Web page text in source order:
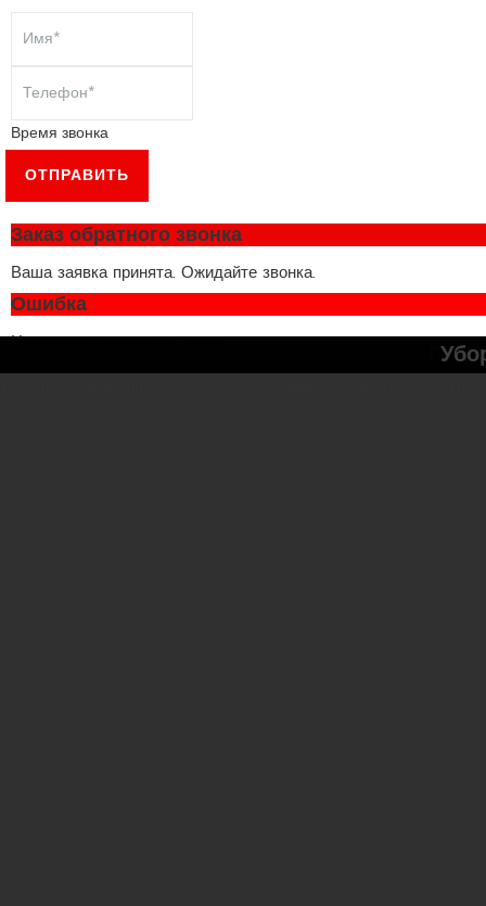
Время звонка
ОТПРАВИТЬ
Заказ обратного звонка
Ваша заявка принята. Ожидайте звонка.
Ошибка
Неправильно введена капча